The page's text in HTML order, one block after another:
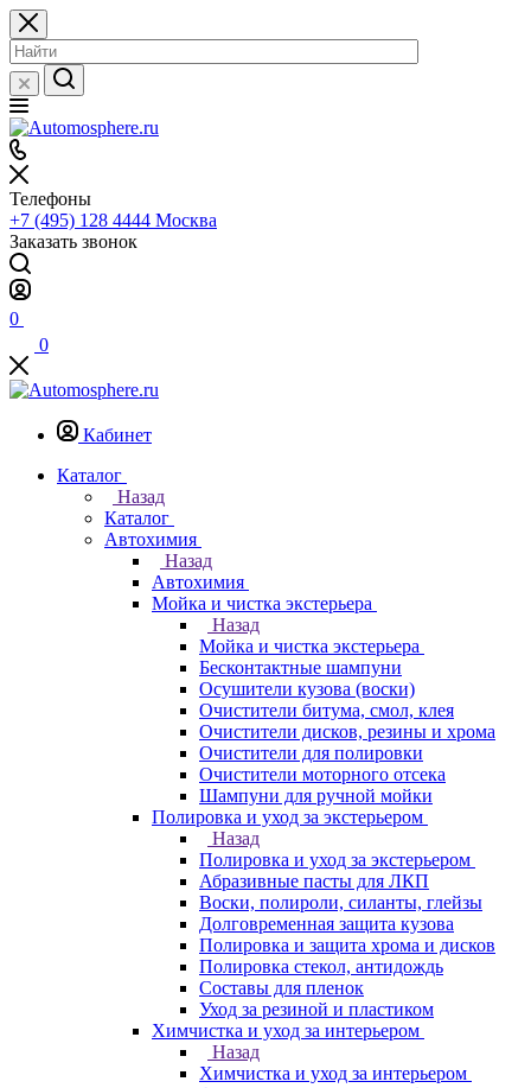
Телефоны
+7 (495) 128 4444 Москва
Заказать звонок
0
0
Кабинет
Каталог
Назад
Каталог
Автохимия
Назад
Автохимия
Мойка и чистка экстерьера
Назад
Мойка и чистка экстерьера
Бесконтактные шампуни
Осушители кузова (воски)
Очистители битума, смол, клея
Очистители дисков, резины и хрома
Очистители для полировки
Очистители моторного отсека
Шампуни для ручной мойки
Полировка и уход за экстерьером
Назад
Полировка и уход за экстерьером
Абразивные пасты для ЛКП
Воски, полироли, силанты, глейзы
Долговременная защита кузова
Полировка и защита хрома и дисков
Полировка стекол, антидождь
Составы для пленок
Уход за резиной и пластиком
Химчистка и уход за интерьером
Назад
Химчистка и уход за интерьером